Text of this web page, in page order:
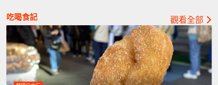
吃喝食記 觀看全部